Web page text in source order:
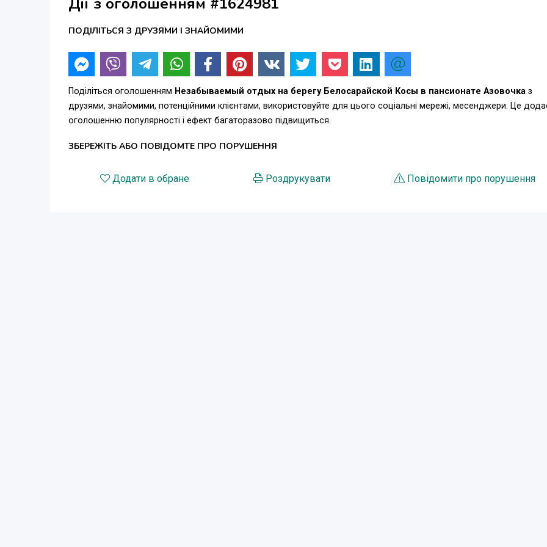
ПОДІЛІТЬСЯ З ДРУЗЯМИ І ЗНАЙОМИМИ
Поділіться оголошенням Незабываемый отдых на берегу Белосарайской Косы в пансионате Азовочка з
друзями, знайомими, потенційними клієнтами, використовуйте для цього соціальні мережі, месенджери. Це
оголошенню популярності і ефект багаторазово підвищиться.
ЗБЕРЕЖІТЬ АБО ПОВІДОМТЕ ПРО ПОРУШЕННЯ
Додати в обране Роздрукувати Повідомити про порушення